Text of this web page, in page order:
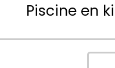
Piscine en